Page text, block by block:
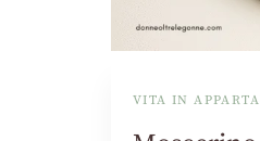
VITA IN